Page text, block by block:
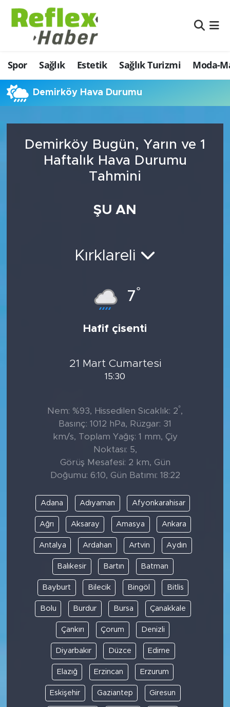
Spor Sağlık Estetik Sağlık Turizmi Moda-
Demirköy Hava Durumu
Demirköy Bugün, Yarın ve 1
Haftalık Hava Durumu
Tahmini
ŞU AN
Kırklareli
7°
Hafif çisenti
21 Mart Cumartesi
15:30
Nem: %93, Hissedilen Sıcaklık: 2°,
Basınç: 1012 hPa, Rüzgar: 31
km/s, Toplam Yağış: 1 mm, Çiy
Noktası: 5,
Görüş Mesafesi: 2 km, Gün
Doğumu: 6:10, Gün Batımı: 18:22
Adana Adıyaman Afyonkarahisar
Ağrı Aksaray Amasya Ankara
Antalya Ardahan Artvin Aydın
Balıkesir Bartın Batman
Bayburt Bilecik Bingöl Bitlis
Bolu Burdur Bursa Çanakkale
Çankırı Çorum Denizli
Diyarbakır Düzce Edirne
Elazığ Erzincan Erzurum
Eskişehir Gaziantep Giresun
Eğitim
Estetik
Firmalardan
İş ve Ekonomi
Moda-Magazin-Eğlence
Nöbetçi Eczaneler
Hava Durumu
Namaz Vakitleri
Şampiyonlar Ligi Puan Durumu ve Fikstür
Tüm Manşetler